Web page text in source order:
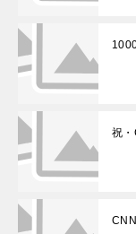
祝・